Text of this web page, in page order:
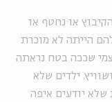
או נחטף או
הייתה לא מוכרת
שככה בטח נראתה
ילדים שלא
יודעים איפה